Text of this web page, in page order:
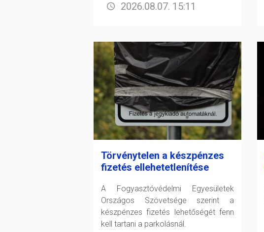
2026.08.07. 15:11
Törvénytelen a készpénzes
fizetés ellehetetlenítése
A Fogyasztóvédelmi Egyesületek
Országos Szövetsége szerint a
készpénzes fizetés lehetőségét fenn
kell tartani a parkolásnál.